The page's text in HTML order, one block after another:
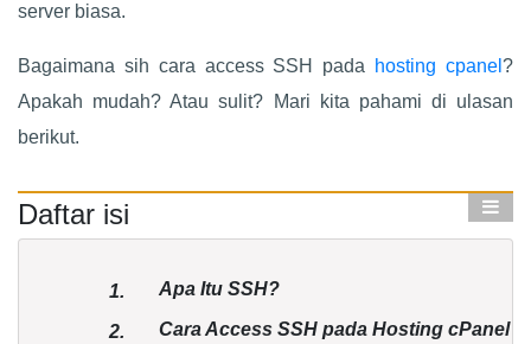
server biasa.
Bagaimana sih cara access SSH pada hosting cpanel?
Apakah mudah? Atau sulit? Mari kita pahami di ulasan
berikut.
Daftar isi
1. Apa Itu SSH?
2. Cara Access SSH pada Hosting cPanel